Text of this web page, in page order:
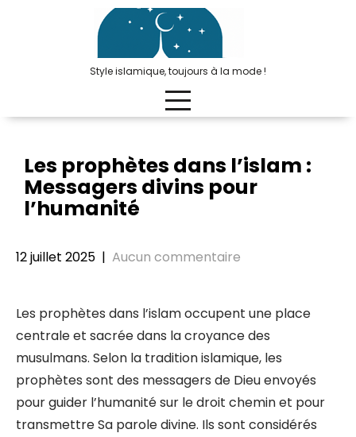
Style islamique, toujours à la mode !
Les prophètes dans l’islam :
Messagers divins pour
l’humanité
12 juillet 2025 | Aucun commentaire
Les prophètes dans l’islam occupent une place
centrale et sacrée dans la croyance des
musulmans. Selon la tradition islamique, les
prophètes sont des messagers de Dieu envoyés
pour guider l’humanité sur le droit chemin et pour
transmettre Sa parole divine. Ils sont considérés